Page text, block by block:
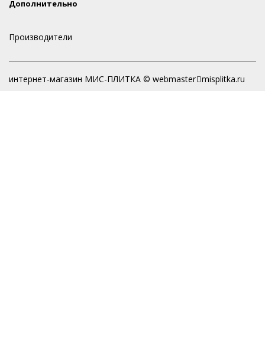
Дополнительно
Производители
интернет-магазин МИС-ПЛИТКА © webmaster misplitka.ru